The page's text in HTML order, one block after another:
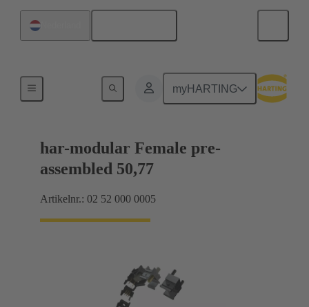
myHARTING
Moederbord naar dochterkaart-aansluiting
har-modular Female pre-
assembled 50,77
Artikelnr.: 02 52 000 0005